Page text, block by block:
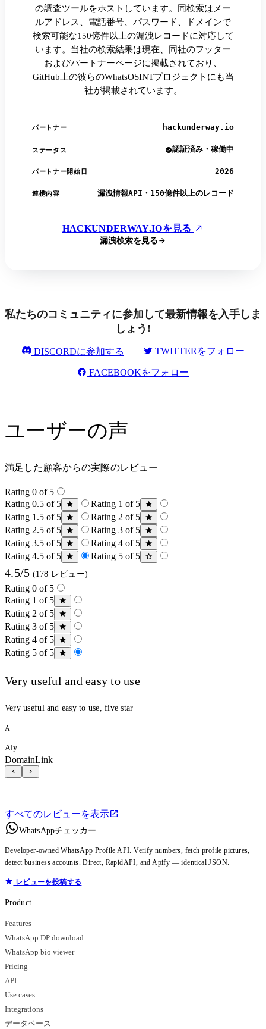
の調査ツールをホストしています。同検索はメー
ルアドレス、電話番号、パスワード、ドメインで
検索可能な150億件以上の漏洩レコードに対応して
います。当社の検索結果は現在、同社のフッター
およびパートナーページに掲載されており、
GitHub上の彼らのWhatsOSINTプロジェクトにも当
社が掲載されています。
パートナー hackunderway.io
ステータス 認証済み・稼働中
パートナー開始日 2026
連携内容 漏洩情報API・150億件以上のレコード
HACKUNDERWAY.IOを見る
漏洩検索を見る
私たちのコミュニティに参加して最新情報を入手しま
しょう!
DISCORDに参加する TWITTERをフォロー
FACEBOOKをフォロー
ユーザーの声
満足した顧客からの実際のレビュー
Rating 0 of 5
Rating 0.5 of 5
Rating 1 of 5
Rating 1.5 of 5
Rating 2 of 5
Rating 2.5 of 5
Rating 3 of 5
Rating 3.5 of 5
Rating 4 of 5
Rating 4.5 of 5
Rating 5 of 5
4.5/5 (178 レビュー)
Rating 0 of 5
Rating 1 of 5
Rating 2 of 5
Rating 3 of 5
Rating 4 of 5
Rating 5 of 5
Very useful and easy to use
Very useful and easy to use, five star
A
Aly
DomainLink
すべてのレビューを表示
WhatsAppチェッカー
Developer-owned WhatsApp Profile API. Verify numbers, fetch profile pictures,
detect business accounts. Direct, RapidAPI, and Apify — identical JSON.
レビューを投稿する
Product
Features
WhatsApp DP download
WhatsApp bio viewer
Pricing
API
Use cases
Integrations
データベース